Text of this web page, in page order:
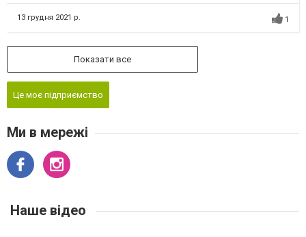
13 грудня 2021 р. 1
Показати все
Це моє підприємство
Ми в мережі
Наше відео